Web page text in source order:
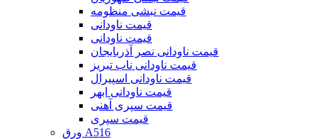
قیمت نبشی منظومه
قیمت ناودانی
قیمت ناودانی
قیمت ناودانی نصر آذربایجان
قیمت ناودانی ناب تبریز
قیمت ناودانی اسپیرال
قیمت ناودانی ابهر
قیمت سپری آهنی
قیمت سپری
ورق A516